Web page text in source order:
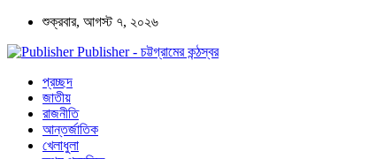
শুক্রবার, আগস্ট ৭, ২০২৬
Publisher - চট্টগ্রামের কন্ঠস্বর
প্রচ্ছদ
জাতীয়
রাজনীতি
আন্তর্জাতিক
খেলাধুলা